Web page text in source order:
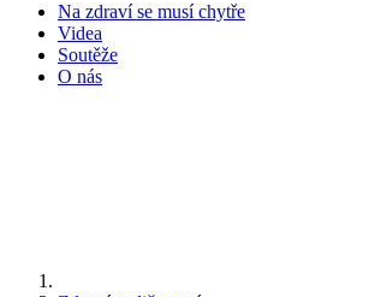
Na zdraví se musí chytře
Videa
Soutěže
O nás